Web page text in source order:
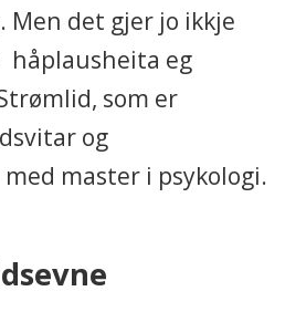
Men det gjer jo ikkje
håplausheita eg
som er
og
master i psykologi.